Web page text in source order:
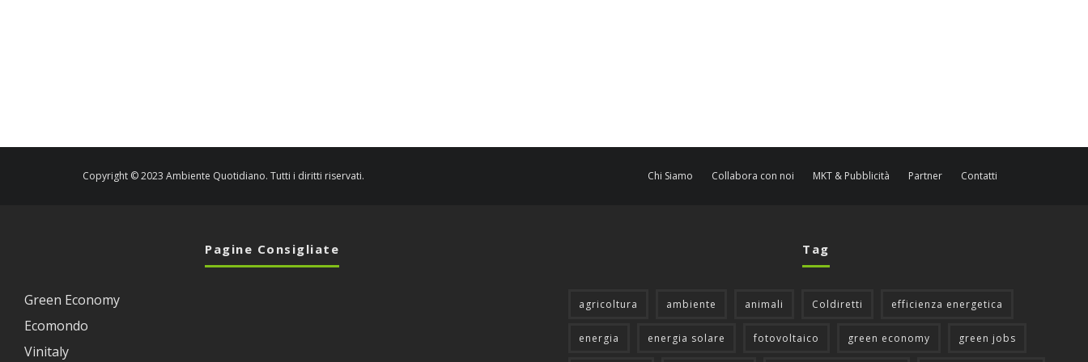
Copyright © 2023 Ambiente Quotidiano. Tutti i diritti riservati. Chi Siamo Collabora con noi MKT & Pubblicità Partner Contatti
Pagine Consigliate
Green Economy
Ecomondo
Vinitaly
Tag
agricoltura ambiente animali Coldiretti efficienza energetica
energia energia solare fotovoltaico green economy green jobs